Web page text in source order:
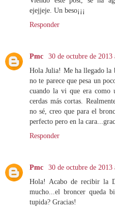
ejejjeje. Un beso¡¡¡
Responder
Pmc
30 de octubre de 2013
Hola Julia! Me ha llegado la
no te parece que pesa un
cuando la vi que era como
cerdas más cortas.
no sé, creo que para el
perfecto pero en la
Responder
Pmc
30 de octubre de 2013
Hola! Acabo de recibir la
mucho...el broncer queda
tupida? Gracias!